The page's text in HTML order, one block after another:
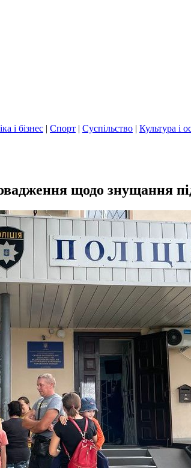
і бізнес | Спорт | Суспільство | Культура і
щодо знущання